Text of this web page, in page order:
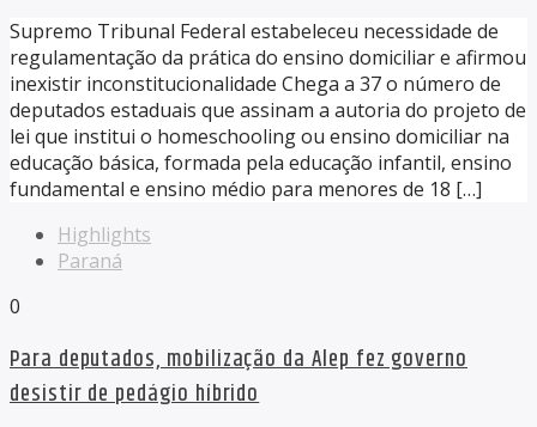
Supremo Tribunal Federal estabeleceu necessidade de
regulamentação da prática do ensino domiciliar e afirmou
inexistir inconstitucionalidade Chega a 37 o número de
deputados estaduais que assinam a autoria do projeto de
lei que institui o homeschooling ou ensino domiciliar na
educação básica, formada pela educação infantil, ensino
fundamental e ensino médio para menores de 18 […]
Highlights
Paraná
0
Para deputados, mobilização da Alep fez governo
desistir de pedágio híbrido